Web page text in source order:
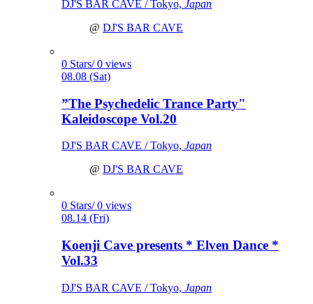
DJ'S BAR CAVE / Tokyo, Japan
@ DJ'S BAR CAVE
0 Stars/ 0 views
08.08 (Sat)
”The Psychedelic Trance Party"
Kaleidoscope Vol.20
DJ'S BAR CAVE / Tokyo, Japan
@ DJ'S BAR CAVE
0 Stars/ 0 views
08.14 (Fri)
Koenji Cave presents * Elven Dance *
Vol.33
DJ'S BAR CAVE / Tokyo, Japan